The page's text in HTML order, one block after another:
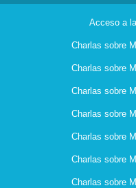
Acceso a
Charlas sobre
Charlas sobre
Charlas sobre
Charlas sobre
Charlas sobre
Charlas sobre
Charlas sobre